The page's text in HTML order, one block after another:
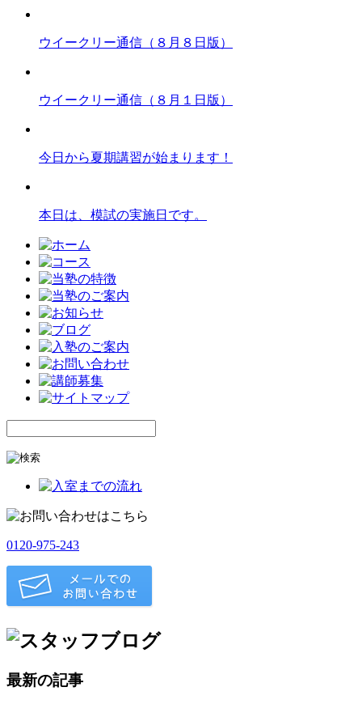
ウイークリー通信（８月８日版）
ウイークリー通信（８月１日版）
今日から夏期講習が始まります！
本日は、模試の実施日です。
0120-975-243
最新の記事